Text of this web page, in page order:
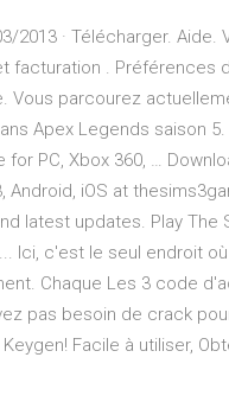
2013 · Télécharger. Aide.
facturation . Préférences
Vous parcourez
Apex Legends saison
for PC, Xbox 360, …
Android, iOS at
latest updates. Play
Ici, c'est le seul endroit
Chaque Les 3 code
pas besoin de crack
Facile à utiliser,